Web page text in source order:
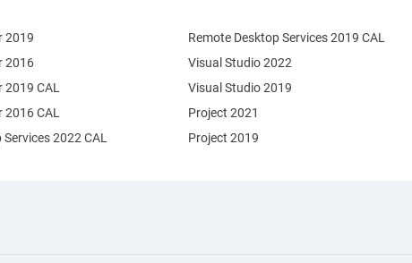
2019
2016
2022 CAL
Remote Desktop Services 2019 CAL
2019 CAL
2016 CAL
Visual Studio 2022
Visual Studio 2019
Project 2021
Project 2019